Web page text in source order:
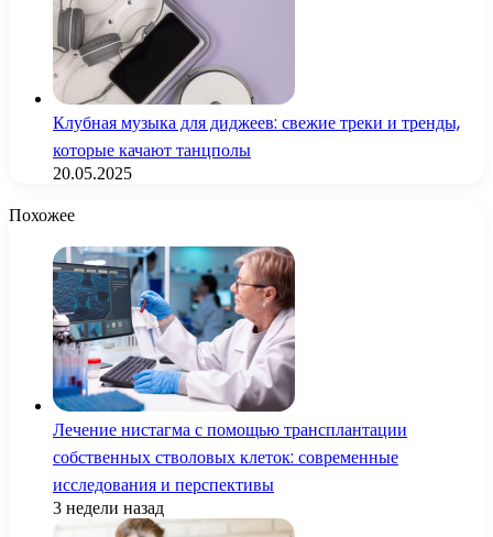
Клубная музыка для диджеев: свежие треки и тренды,
которые качают танцполы
20.05.2025
Похожее
Лечение нистагма с помощью трансплантации
собственных стволовых клеток: современные
исследования и перспективы
3 недели назад